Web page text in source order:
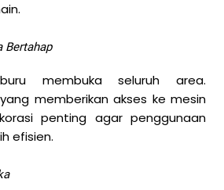
Bertahap
membuka seluruh area.
memberikan akses ke mesin
penting agar penggunaan
efisien.